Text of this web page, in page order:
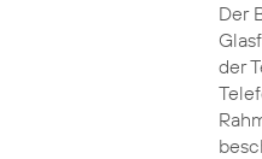
Der
der